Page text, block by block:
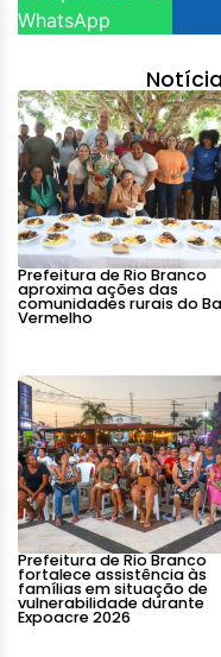
WhatsApp
Prefeitura de Rio Branco
aproxima ações das
comunidades rurais do
Vermelho
Prefeitura de Rio Branco
fortalece assistência às
famílias em situação de
vulnerabilidade durante
Expoacre 2026